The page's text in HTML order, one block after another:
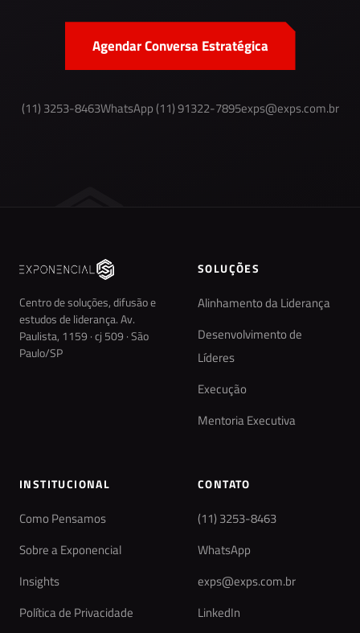
Agendar Conversa Estratégica
(11) 3253-8463WhatsApp (11) 91322-7895exps@exps.com.br
Centro de soluções, difusão e
estudos de liderança. Av.
Paulista, 1159 · cj 509 · São
Paulo/SP
SOLUÇÕES
Alinhamento da Liderança
Desenvolvimento de
Líderes
Execução
Mentoria Executiva
INSTITUCIONAL
Como Pensamos
Sobre a Exponencial
Insights
Política de Privacidade
CONTATO
(11) 3253-8463
WhatsApp
exps@exps.com.br
LinkedIn